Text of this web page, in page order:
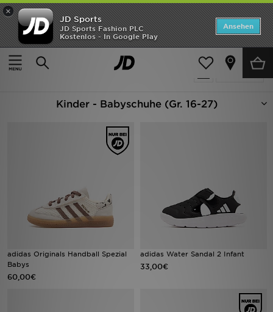
×
JD Sports
JD Sports Fashion PLC
Kostenlos - In Google Play
Ansehen
Startseite
Kinder Babyschuhe (Gr. 16-27)
verfeinern
162 Produkte
Kinder - Babyschuhe (Gr. 16-27)
adidas Originals Handball Spezial
Babys
60,00€
adidas Water Sandal 2 Infant
33,00€
Startseite
ANGEBOTE
Bestsellers
Fußball